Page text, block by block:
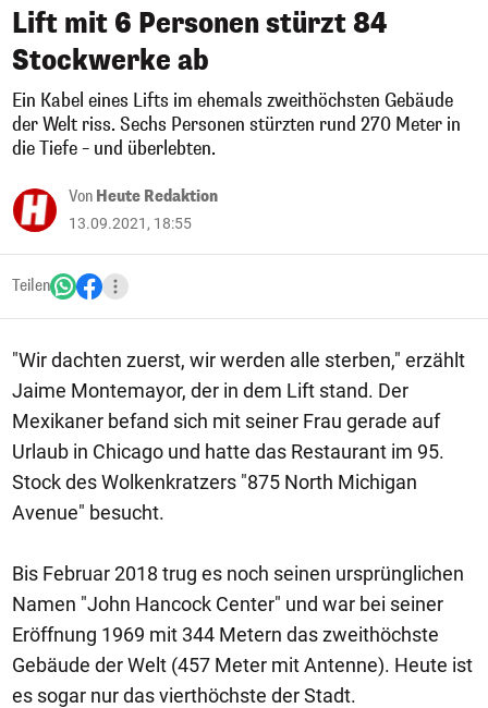
Lift mit 6 Personen stürzt 84
Stockwerke ab
Ein Kabel eines Lifts im ehemals zweithöchsten Gebäude
der Welt riss. Sechs Personen stürzten rund 270 Meter in
die Tiefe – und überlebten.
Von Heute Redaktion
13.09.2021, 18:55
Teilen
"Wir dachten zuerst, wir werden alle sterben," erzählt
Jaime Montemayor, der in dem Lift stand. Der
Mexikaner befand sich mit seiner Frau gerade auf
Urlaub in Chicago und hatte das Restaurant im 95.
Stock des Wolkenkratzers "875 North Michigan
Avenue" besucht.
Bis Februar 2018 trug es noch seinen ursprünglichen
Namen "John Hancock Center" und war bei seiner
Eröffnung 1969 mit 344 Metern das zweithöchste
Gebäude der Welt (457 Meter mit Antenne). Heute ist
es sogar nur das vierthöchste der Stadt.